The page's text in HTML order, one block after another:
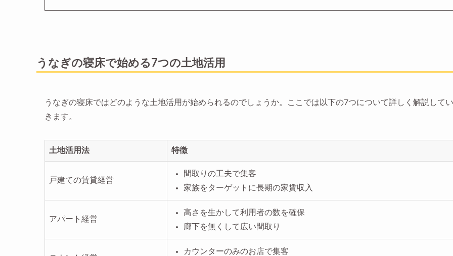
うなぎの寝床で始める7つの土地活用
うなぎの寝床ではどのような土地活用が始められるのでしょうか。ここでは以下の7つについて詳しく解説してい
きます。
土地活用法 特徴
戸建ての賃貸経営
間取りの工夫で集客
家族をターゲットに長期の家賃収入
アパート経営
高さを生かして利用者の数を確保
廊下を無くして広い間取り
カウンターのみのお店で集客